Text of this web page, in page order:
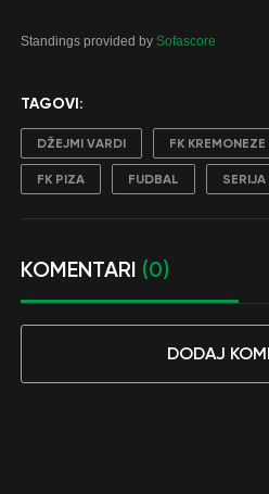
Standings provided by Sofascore
TAGOVI:
DŽEJMI VARDI FK KREMONEZE
FK PIZA FUDBAL SERIJA
KOMENTARI (0)
DODAJ